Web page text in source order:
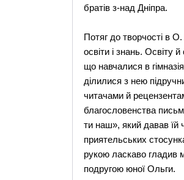
братів з-над Дніпра.
Потяг до творчості в
освіти і знань. Освіту
що навчалися в
ділилися з нею
читачами й
благословенства
ти наш», який давав їй
приятельських
рукою ласкаво гладив
подругою юної Ольги.